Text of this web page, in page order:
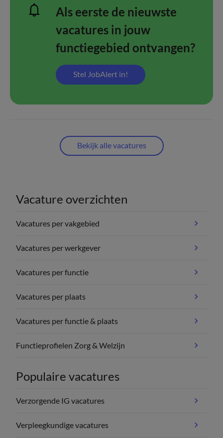
Als eerste de nieuwste
vacatures in jouw
functiegebied ontvangen?
Stel JobAlert in!
Bekijk alle vacatures
Vacature overzichten
Vacatures per vakgebied
Vacatures per werkgever
Vacatures per functie
Vacatures per plaats
Vacatures per functie & plaats
Functieprofielen Zorg & Welzijn
Populaire vacatures
Verzorgende IG vacatures
Verpleegkundige vacatures